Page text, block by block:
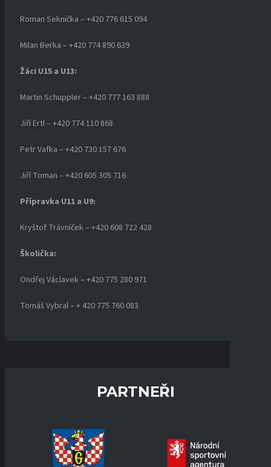
Roman Seknička – +420 776 615 094
Milan Berka – +420 774 890 639
Žáci U15 a U13:
Martin Schuppler – +420 777 163 888
Jiří Ertl – +420 774 110 868
Petr Vafka – +420 730 157 676
Jiří Toman – +420 605 305 716
Přípravka U11 a U9:
Kryštof Trávníček – +420 608 722 428
Školička:
Ondřej Václavek – +420 775 280 971
Tomáš Vybral – + 420 775 760 083
PARTNEŘI